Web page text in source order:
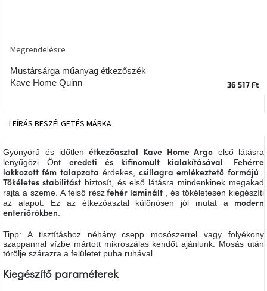
Belső
tavaszi
színekben
asztalon
A
tűz
mellett
ülve
Színes
kedvezményesen
Mustársárga műanyag étkezőszék
Kave Home Quinn
Megrendelésre
36 517 Ft
LEÍRÁS BESZÉLGETÉS MÁRKA
Gyönyörű és időtlen étkezőasztal Kave Home Argo első látásra
lenyűgözi Önt eredeti és kifinomult kialakításával. Fehérre
lakkozott fém talapzata érdekes, csillagra emlékeztető formájú .
Tökéletes stabilitástbiztosít, és első látásra mindenkinek megakad
rajta a szeme. A felső részfehér laminált , és tökéletesen kiegészíti
az alapot. Ez az étkezőasztal különösen jól mutat a
modern
enteriőrökben.
Tipp: A tisztításhoz néhány csepp mosószerrel vagy folyékony
szappannal vízbe mártott mikroszálas kendőt ajánlunk. Mosás után
törölje szárazra a felületet puha ruhával.
Kiegészítő paraméterek